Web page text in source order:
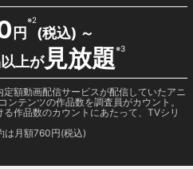
円
※2
(税込) ～
上が見放題※3
額動画配信サービスが配信していたアニ
ンテンツの作品数を調査員がカウント。
作品数のカウントにあたって、TVシリ
は月額760円(税込)